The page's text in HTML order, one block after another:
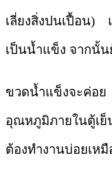
เลี่ยงสิ่งปนเปื้อน)
เป็นน้ำแข็ง จากนั้
ขวดน้ำแข็งจะค่อย
อุณหภูมิภายในตู้เย็
ต้องทำงานบ่อยเหมื